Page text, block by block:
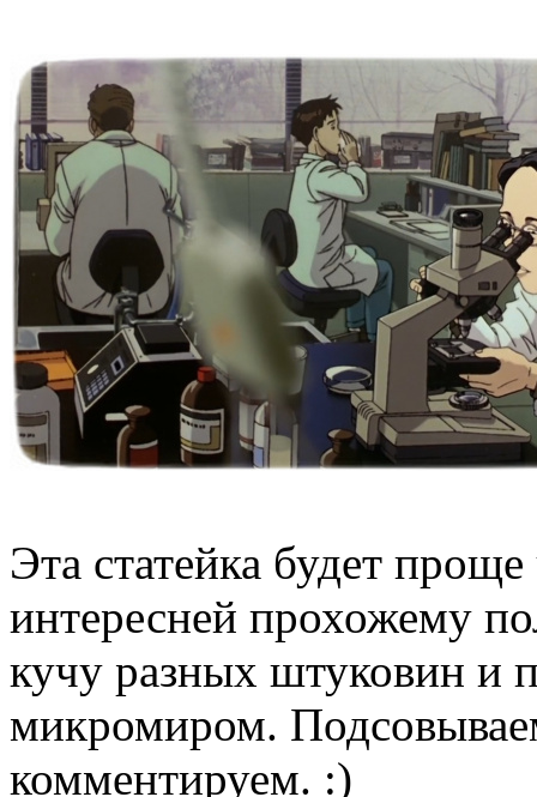
Эта статейка будет
интересней прохожему
кучу разных штуковин и
микромиром.
комментируем. :)